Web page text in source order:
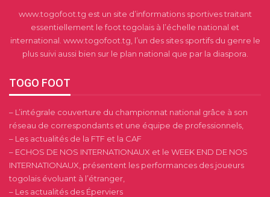
www.togofoot.tg est un site d’informations sportives traitant
essentiellement le foot togolais à l’échelle national et
international. www.togofoot.tg, l’un des sites sportifs du genre le
plus suivi aussi bien sur le plan national que par la diaspora.
TOGO FOOT
– L’intégrale couverture du championnat national grâce à son
réseau de correspondants et une équipe de professionnels,
– Les actualités de la FTF et la CAF
– ECHOS DE NOS INTERNATIONAUX et le WEEK END DE NOS
INTERNATIONAUX, présentent les performances des joueurs
togolais évoluant à l’étranger,
– Les actualités des Éperviers